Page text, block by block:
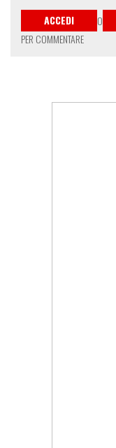
ACCEDI O
PER COMMENTARE